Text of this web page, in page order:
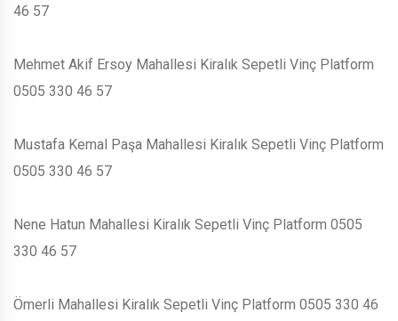
46 57
Mehmet Akif Ersoy Mahallesi Kiralık Sepetli Vinç Platform
0505 330 46 57
Mustafa Kemal Paşa Mahallesi Kiralık Sepetli Vinç Platform
0505 330 46 57
Nene Hatun Mahallesi Kiralık Sepetli Vinç Platform 0505
330 46 57
Ömerli Mahallesi Kiralık Sepetli Vinç Platform 0505 330 46